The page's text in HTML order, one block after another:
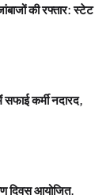
की रफ्तार: स्टेट
कर्मी नदारद,
दिवस आयोजित,